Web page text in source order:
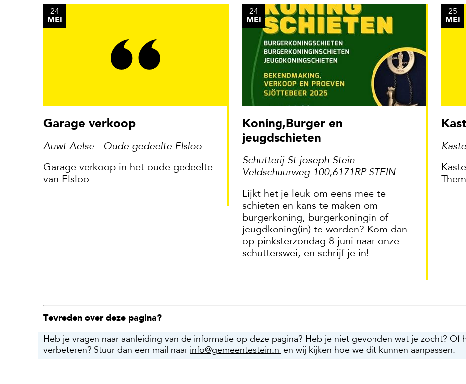
24
MEI
garage verkoop
Auwt Aelse - Oude gedeelte Elsloo
Garage verkoop in het oude gedeelte
van Elsloo
24
MEI
Koning,Burger en
jeugdschieten
Schutterij St joseph Stein -
Veldschuurweg 100,6171RP STEIN
Lijkt het je leuk om eens mee te
schieten en kans te maken om
burgerkoning, burgerkoningin of
jeugdkoning(in) te worden? Kom dan
op pinksterzondag 8 juni naar onze
schutterswei, en schrijf je in!
25
MEI
Tevreden over deze pagina?
Heb je vragen naar aanleiding van de informatie op deze pagina? Heb je niet gevonden wat je zocht?
verbeteren? Stuur dan een mail naar info@gemeentestein.nl en wij kijken hoe we dit kunnen aanpassen.